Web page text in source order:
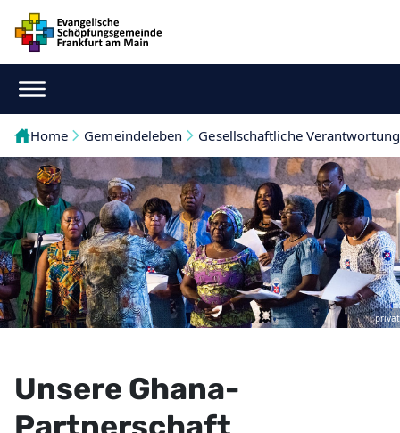
Home Gemeindeleben Gesellschaftliche Verantwortung
privat
Unsere Ghana-